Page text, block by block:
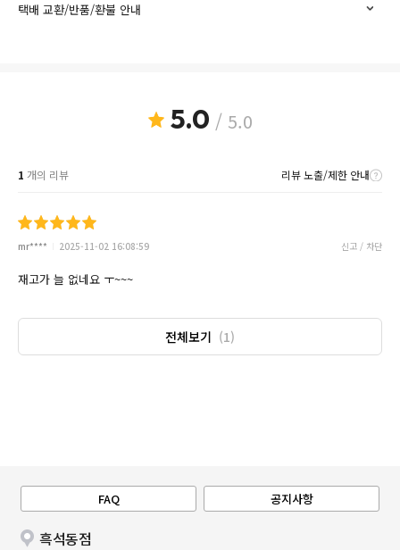
택배 교환/반품/환불 안내
5.0 / 5.0
1 개의 리뷰 리뷰 노출/제한 안내
mr**** 2025-11-02 16:08:59 신고 / 차단
재고가 늘 없네요 ㅜ~~~
전체보기 (1)
FAQ 공지사항
흑석동점